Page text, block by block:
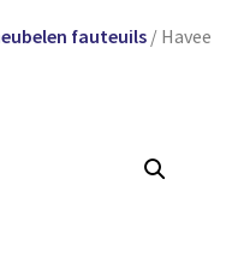
fauteuils / Havee